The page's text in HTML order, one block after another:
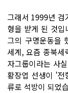
그래서 1999년 검
형을 받게 된 것
그의 구명운동을
세계, 요즘 종북세
자그룹이라는 사
황장엽 선생이 '전
류로 석방이 되었